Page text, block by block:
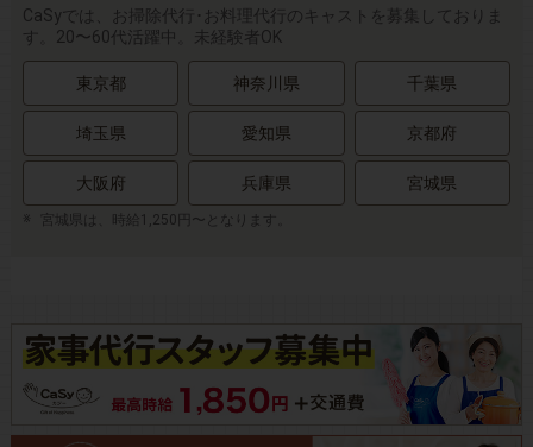
CaSyでは、お掃除代行･お料理代行のキャストを募集しておりま
す。20〜60代活躍中。未経験者OK
東京都 神奈川県 千葉県
埼玉県 愛知県 京都府
大阪府 兵庫県 宮城県
宮城県は、時給1,250円〜となります。